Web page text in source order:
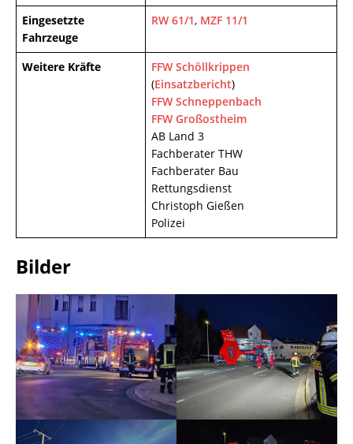
Eingesetzte
Fahrzeuge
RW 61/1, MZF 11/1
Weitere Kräfte
FFW Schöllkrippen
(Einsatzbericht)
FFW Schneppenbach
FFW Großostheim
AB Land 3
Fachberater THW
Fachberater Bau
Rettungsdienst
Christoph Gießen
Polizei
Bilder